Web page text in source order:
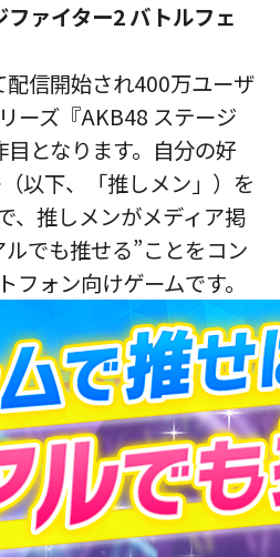
ァイター2 バトルフェ
配信開始され400万ユーザ
ーズ『AKB48 ステージ
となります。自分の好
以下、「推しメン」）を
、推しメンがメディア掲
でも推せる”ことをコン
フォン向けゲームです。